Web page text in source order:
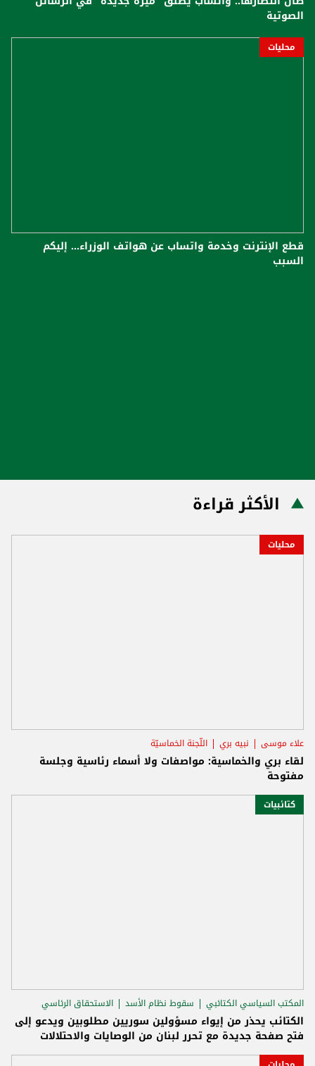
الصوتية
محليات
قطع الإنترنت وخدمة واتساب عن هواتف الوزراء... إليكم
السبب
الأكثر قراءة
محليات
علاء موسى نبيه بري اللّجنة الخماسيّة
لقاء بري والخماسية: مواصفات ولا أسماء رئاسية وجلسة
مفتوحة
كتائبيات
المكتب السياسي الكتائبي سقوط نظام الأسد الاستحقاق الرئاسي
الكتائب يحذر من إيواء مسؤولين سوريين مطلوبين ويدعو إلى
فتح صفحة جديدة مع تحرر لبنان من الوصايات والاحتلالات